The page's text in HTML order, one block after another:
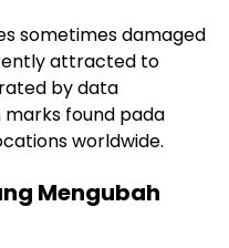
sometimes damaged
attracted to
by data
found pada
worldwide.
Mengubah